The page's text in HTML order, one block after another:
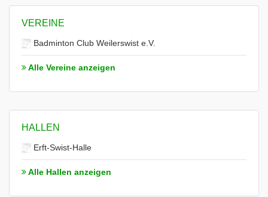
VEREINE
Badminton Club Weilerswist e.V.
Alle Vereine anzeigen
HALLEN
Erft-Swist-Halle
Alle Hallen anzeigen